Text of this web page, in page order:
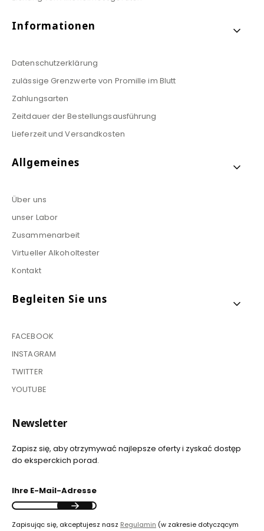
Informationen
Datenschutzerklärung
zulässige Grenzwerte von Promille im Blutt
Zahlungsarten
Zeitdauer der Bestellungsausführung
Lieferzeit und Versandkosten
Allgemeines
Über uns
unser Labor
Zusammenarbeit
Virtueller Alkoholtester
Kontakt
Begleiten Sie uns
FACEBOOK
INSTAGRAM
TWITTER
YOUTUBE
Newsletter
Zapisz się, aby otrzymywać najlepsze oferty i zyskać dostęp
do eksperckich porad.
Ihre E-Mail-Adresse
Zapisując się, akceptujesz nasz Regulamin (w zakresie dotyczącym